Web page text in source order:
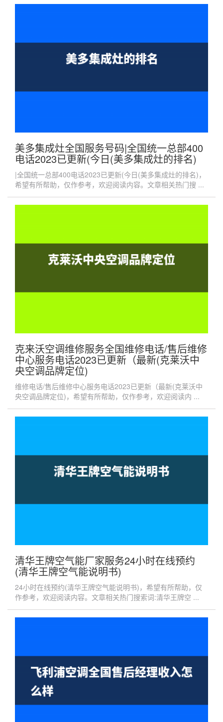
美多集成灶全国服务号码|全国统一总部400
电话2023已更新(今日(美多集成灶的排名)
|全国统一总部400电话2023已更新(今日(美多集成灶的排名)，
希望有所帮助，仅作参考，欢迎阅读内容。文章相关热门搜 ...
克来沃空调维修服务全国维修电话/售后维修
中心服务电话2023已更新（最新(克莱沃中
央空调品牌定位)
维修电话/售后维修中心服务电话2023已更新（最新(克莱沃中
央空调品牌定位)，希望有所帮助，仅作参考，欢迎阅读内 ...
清华王牌空气能厂家服务24小时在线预约
(清华王牌空气能说明书)
24小时在线预约(清华王牌空气能说明书)，希望有所帮助，仅
作参考，欢迎阅读内容。文章相关热门搜索词:清华王牌空 ...